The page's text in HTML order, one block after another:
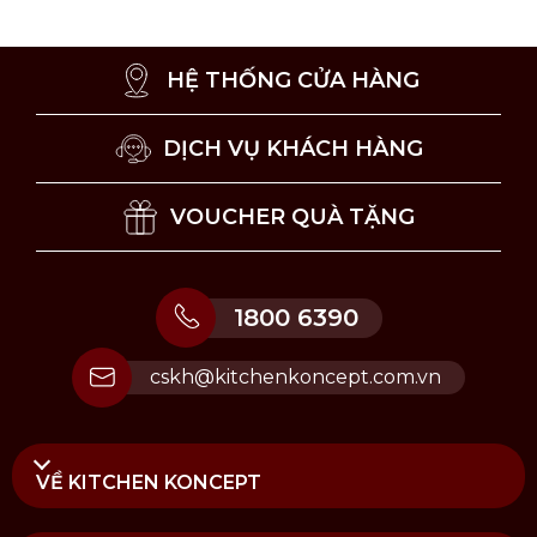
Mua chén sứ Vista Alegre Cannaregio 10cm
chính hãng tại Kitchen Koncept
HỆ THỐNG CỬA HÀNG
DỊCH VỤ KHÁCH HÀNG
VOUCHER QUÀ TẶNG
1800 6390
cskh@kitchenkoncept.com.vn
VỀ KITCHEN KONCEPT